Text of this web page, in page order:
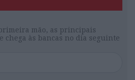
mão, as principais
chega às bancas no dia seguinte